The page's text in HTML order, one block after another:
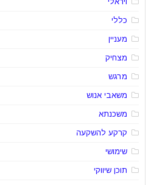
כללי
מעניין
מצחיק
מרגש
משאבי אנוש
משכנתא
קרקע להשקעה
שימושי
תוכן שיווקי